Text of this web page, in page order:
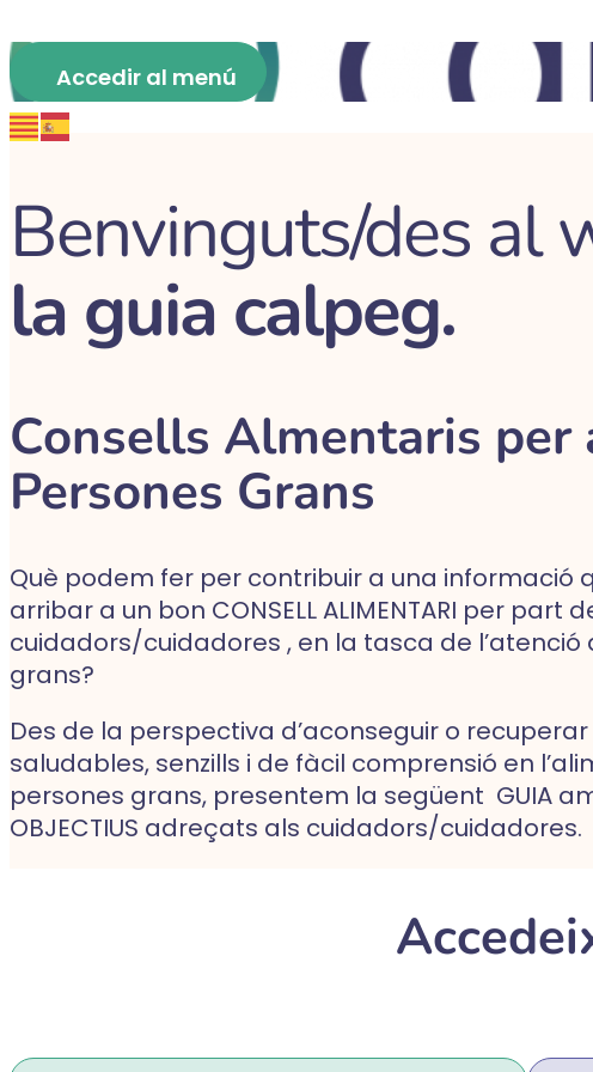
Benvinguts/des al
la guia calpeg.
Consells Almentaris per
Persones Grans
Què podem fer per contribuir a una informació
arribar a un bon CONSELL ALIMENTARI per part
cuidadors/cuidadores , en la tasca de l’atenció
grans?
Des de la perspectiva d’aconseguir o
saludables, senzills i de fàcil comprensió en
persones grans, presentem la següent GUIA
OBJECTIUS adreçats als cuidadors/cuidadores.